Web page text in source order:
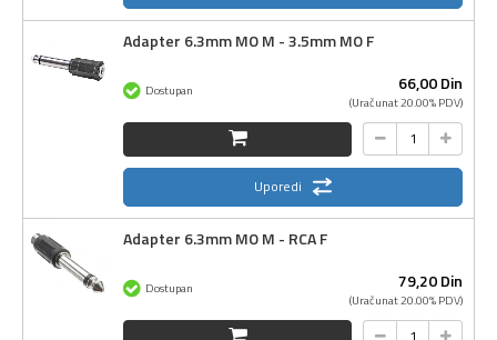
Adapter 6.3mm MO M - 3.5mm MO F
66,00Din
(Uračunat 20.00% PDV)
Dostupan
Uporedi
Adapter 6.3mm MO M - RCA F
79,20Din
(Uračunat 20.00% PDV)
Dostupan